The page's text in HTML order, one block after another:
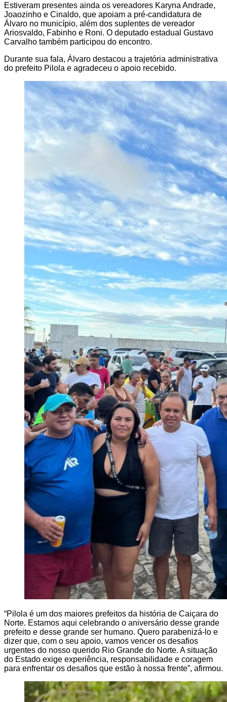
Estiveram presentes ainda os vereadores Karyna Andrade,
Joaozinho e Cinaldo, que apoiam a pré-candidatura de
Álvaro no município, além dos suplentes de vereador
Ariosvaldo, Fabinho e Roni. O deputado estadual Gustavo
Carvalho também participou do encontro.
Durante sua fala, Álvaro destacou a trajetória administrativa
do prefeito Pilola e agradeceu o apoio recebido.
“Pilola é um dos maiores prefeitos da história de Caiçara do
Norte. Estamos aqui celebrando o aniversário desse grande
prefeito e desse grande ser humano. Quero parabenizá-lo e
dizer que, com o seu apoio, vamos vencer os desafios
urgentes do nosso querido Rio Grande do Norte. A situação
do Estado exige experiência, responsabilidade e coragem
para enfrentar os desafios que estão à nossa frente”, afirmou.